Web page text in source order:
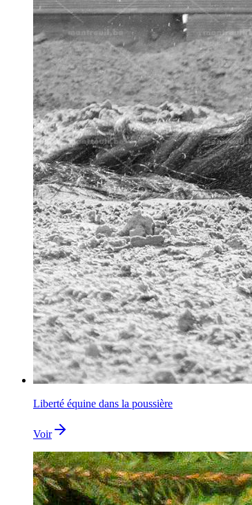
Liberté équine dans la poussière
Voir